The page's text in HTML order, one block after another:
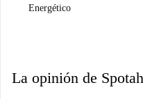
Energético
La opinión de